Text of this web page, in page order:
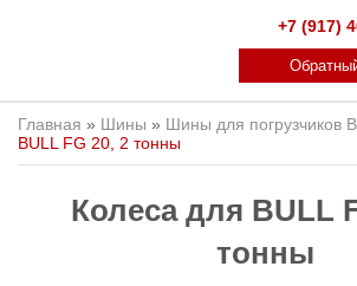
+7 (917)
Главная » Шины » Шины для погрузчиков
BULL FG 20, 2 тонны
Колеса для BULL
тонны